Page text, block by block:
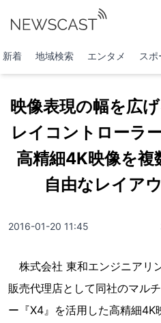
新着 地域検索 エンタメ スポ
映像表現の幅を広
レイコントローラ
高精細4K映像を
自由なレイア
2016-01-20 11:45
株式会社 東和エンジニアリ
販売代理店として同社のマル
ー『X4』を活用した高精細4K